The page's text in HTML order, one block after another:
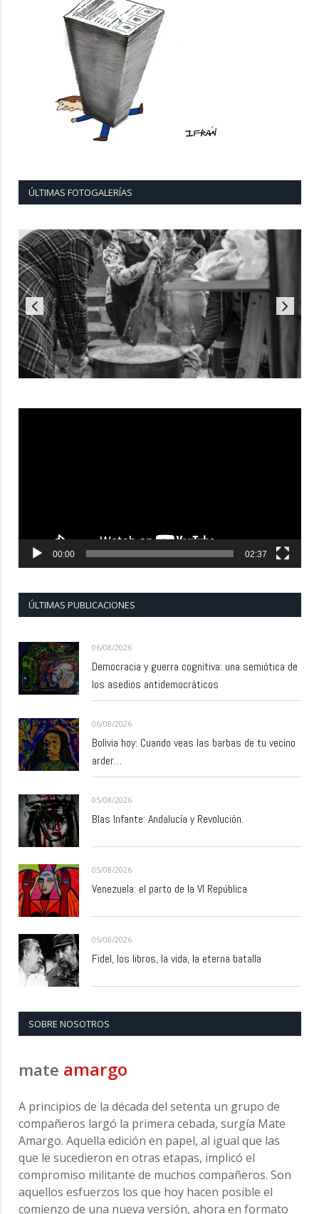
ÚLTIMAS FOTOGALERÍAS
00:00 02:37
ÚLTIMAS PUBLICACIONES
06/08/2026
Democracia y guerra cognitiva: una semiótica de
los asedios antidemocráticos
06/08/2026
Bolivia hoy: Cuando veas las barbas de tu vecino
arder…
05/08/2026
Blas Infante: Andalucía y Revolución.
05/08/2026
Venezuela: el parto de la VI República
05/08/2026
Fidel, los libros, la vida, la eterna batalla
SOBRE NOSOTROS
mate amargo
A principios de la década del setenta un grupo de
compañeros largó la primera cebada, surgía Mate
Amargo. Aquella edición en papel, al igual que las
que le sucedieron en otras etapas, implicó el
compromiso militante de muchos compañeros. Son
aquellos esfuerzos los que hoy hacen posible el
comienzo de una nueva versión, ahora en formato